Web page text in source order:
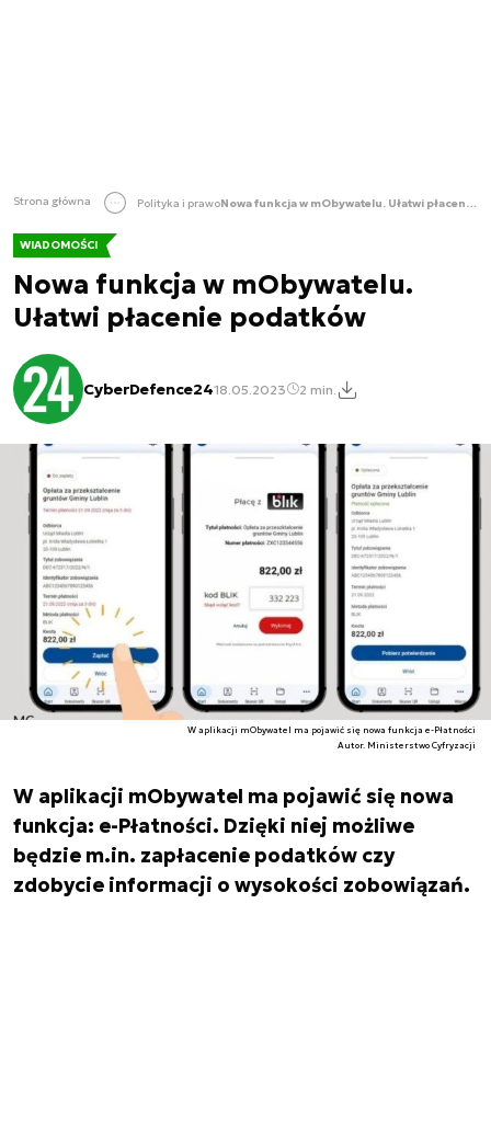
Strona główna Polityka i prawo Nowa funkcja w mObywatelu. Ułatwi płacenie podatków
WIADOMOŚCI
Nowa funkcja w mObywatelu.
Ułatwi płacenie podatków
CyberDefence2418.05.2023 2 min.
W aplikacji mObywatel ma pojawić się nowa funkcja e-Płatności
Autor. Ministerstwo Cyfryzacji
W aplikacji mObywatel ma pojawić się nowa
funkcja: e-Płatności. Dzięki niej możliwe
będzie m.in. zapłacenie podatków czy
zdobycie informacji o wysokości zobowiązań.